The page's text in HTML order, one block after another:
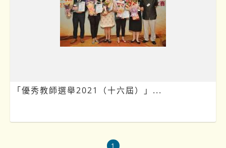
「優秀教師選舉2021（十六屆）」...
1